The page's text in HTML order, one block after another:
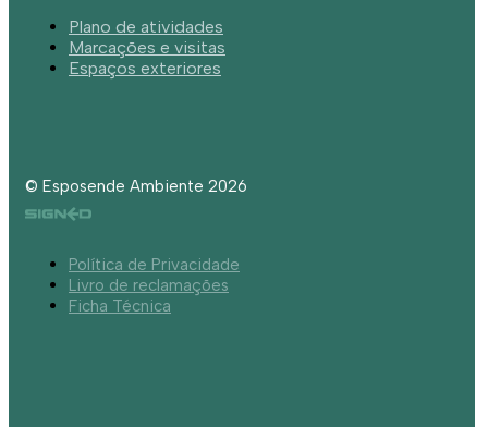
Plano de atividades
Marcações e visitas
Espaços exteriores
© Esposende Ambiente 2026
Política de Privacidade
Livro de reclamações
Ficha Técnica